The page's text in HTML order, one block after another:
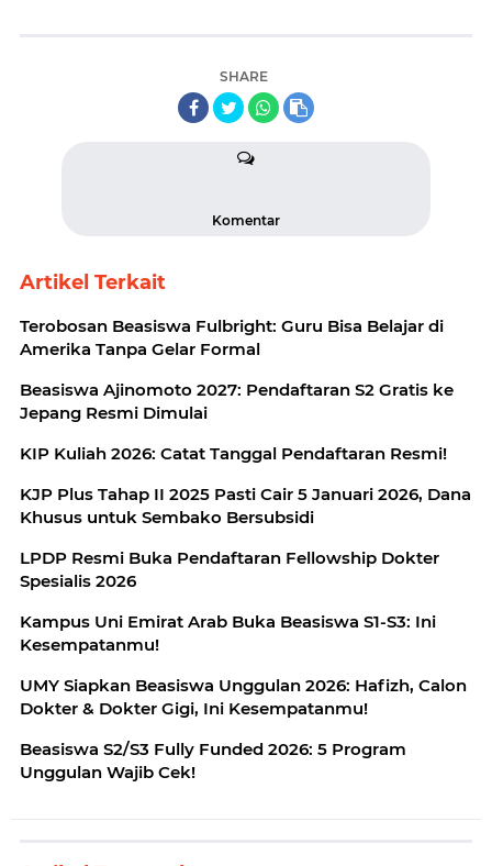
SHARE
Komentar
Artikel Terkait
Terobosan Beasiswa Fulbright: Guru Bisa Belajar di
Amerika Tanpa Gelar Formal
Beasiswa Ajinomoto 2027: Pendaftaran S2 Gratis ke
Jepang Resmi Dimulai
KIP Kuliah 2026: Catat Tanggal Pendaftaran Resmi!
KJP Plus Tahap II 2025 Pasti Cair 5 Januari 2026, Dana
Khusus untuk Sembako Bersubsidi
LPDP Resmi Buka Pendaftaran Fellowship Dokter
Spesialis 2026
Kampus Uni Emirat Arab Buka Beasiswa S1-S3: Ini
Kesempatanmu!
UMY Siapkan Beasiswa Unggulan 2026: Hafizh, Calon
Dokter & Dokter Gigi, Ini Kesempatanmu!
Beasiswa S2/S3 Fully Funded 2026: 5 Program
Unggulan Wajib Cek!